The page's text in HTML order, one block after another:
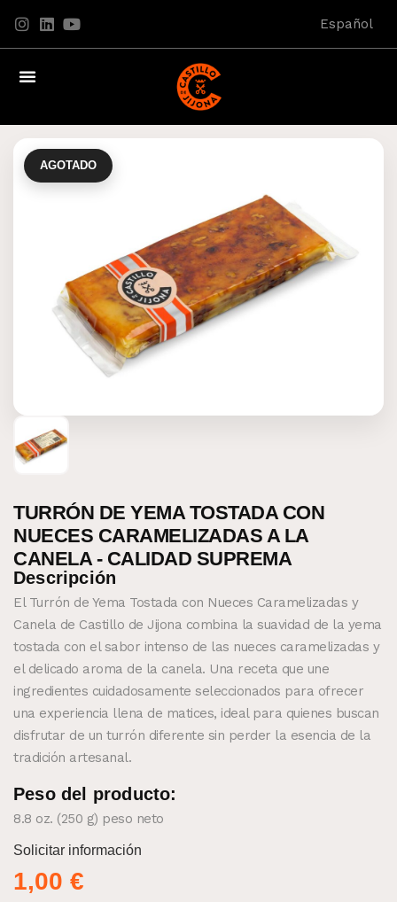
Español
AGOTADO
TURRÓN DE YEMA TOSTADA CON
NUECES CARAMELIZADAS A LA
CANELA - CALIDAD SUPREMA
Descripción
El Turrón de Yema Tostada con Nueces Caramelizadas y
Canela de Castillo de Jijona combina la suavidad de la yema
tostada con el sabor intenso de las nueces caramelizadas y
el delicado aroma de la canela. Una receta que une
ingredientes cuidadosamente seleccionados para ofrecer
una experiencia llena de matices, ideal para quienes buscan
disfrutar de un turrón diferente sin perder la esencia de la
tradición artesanal.
Peso del producto:
8.8 oz. (250 g) peso neto
Solicitar información
1,00 €